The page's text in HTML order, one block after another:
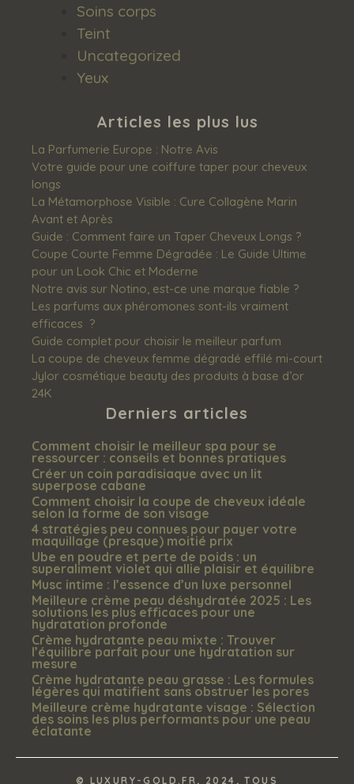
Soins corps
Teint
Uncategorized
Yeux
Articles les plus lus
La Parfumerie Europe : Notre Avis
Votre guide pour une coiffure taper pour cheveux
longs
La Métamorphose Visible : Cure Collagène Marin
Avant et Après
Guide : Comment faire un Taper Cheveux Longs ?
Coupe Courte Femme Dégradée : Le Guide Ultime
pour un Look Chic et Moderne
Notre avis sur Notino, est-ce une marque fiable ?
Les‌ ‌parfums‌ ‌aux‌ ‌phéromones‌ ‌sont-ils‌ ‌vraiment‌
‌efficaces‌ ‌ ?
Guide complet pour choisir le meilleur parfum
La coupe de cheveux femme dégradé effilé mi-court
Jylor cosmétique beauty des produits à base d’or
24K
Derniers articles
Comment choisir le meilleur spa pour se
ressourcer : conseils et bonnes pratiques
Créer un coin paradisiaque avec un lit
superpose cabane
Comment choisir la coupe de cheveux idéale
selon la forme de son visage
4 stratégies peu connues pour payer votre
maquillage (presque) moitié prix
Ube en poudre et perte de poids : un
superaliment violet qui allie plaisir et équilibre
Musc intime : l’essence d’un luxe personnel
Meilleure crème peau déshydratée 2025 : Les
solutions les plus efficaces pour une
hydratation profonde​
Crème hydratante peau mixte : Trouver
l’équilibre parfait pour une hydratation sur
mesure​
Crème hydratante peau grasse : Les formules
légères qui matifient sans obstruer les pores​
Meilleure crème hydratante visage : Sélection
des soins les plus performants pour une peau
éclatante​
© LUXURY-GOLD.FR, 2024, TOUS